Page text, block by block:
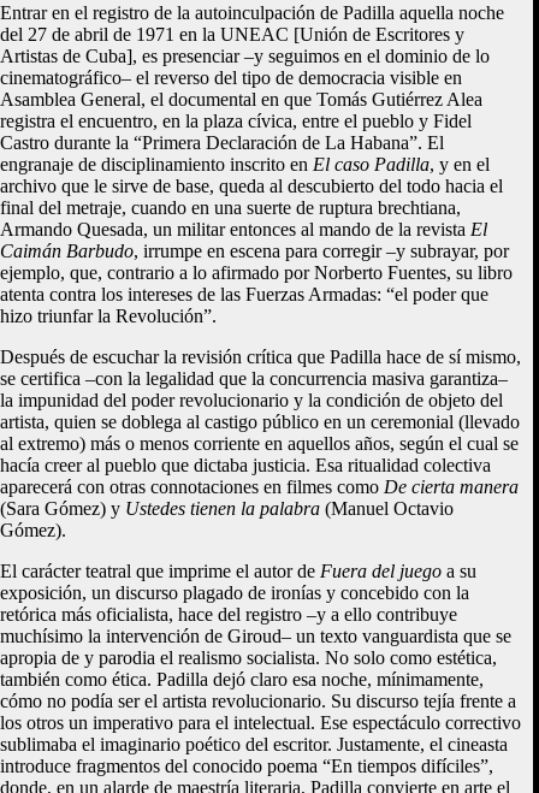
Entrar en el registro de la autoinculpación de Padilla aquella noche
del 27 de abril de 1971 en la UNEAC [Unión de Escritores y
Artistas de Cuba], es presenciar –y seguimos en el dominio de lo
cinematográfico– el reverso del tipo de democracia visible en
Asamblea General, el documental en que Tomás Gutiérrez Alea
registra el encuentro, en la plaza cívica, entre el pueblo y Fidel
Castro durante la “Primera Declaración de La Habana”. El
engranaje de disciplinamiento inscrito en El caso Padilla, y en el
archivo que le sirve de base, queda al descubierto del todo hacia el
final del metraje, cuando en una suerte de ruptura brechtiana,
Armando Quesada, un militar entonces al mando de la revista El
Caimán Barbudo, irrumpe en escena para corregir –y subrayar, por
ejemplo, que, contrario a lo afirmado por Norberto Fuentes, su libro
atenta contra los intereses de las Fuerzas Armadas: “el poder que
hizo triunfar la Revolución”.
Después de escuchar la revisión crítica que Padilla hace de sí mismo,
se certifica –con la legalidad que la concurrencia masiva garantiza–
la impunidad del poder revolucionario y la condición de objeto del
artista, quien se doblega al castigo público en un ceremonial (llevado
al extremo) más o menos corriente en aquellos años, según el cual se
hacía creer al pueblo que dictaba justicia. Esa ritualidad colectiva
aparecerá con otras connotaciones en filmes como De cierta manera
(Sara Gómez) y Ustedes tienen la palabra (Manuel Octavio
Gómez).
El carácter teatral que imprime el autor de Fuera del juego a su
exposición, un discurso plagado de ironías y concebido con la
retórica más oficialista, hace del registro –y a ello contribuye
muchísimo la intervención de Giroud– un texto vanguardista que se
apropia de y parodia el realismo socialista. No solo como estética,
también como ética. Padilla dejó claro esa noche, mínimamente,
cómo no podía ser el artista revolucionario. Su discurso tejía frente a
los otros un imperativo para el intelectual. Ese espectáculo correctivo
sublimaba el imaginario poético del escritor. Justamente, el cineasta
introduce fragmentos del conocido poema “En tiempos difíciles”,
donde, en un alarde de maestría literaria, Padilla convierte en arte el